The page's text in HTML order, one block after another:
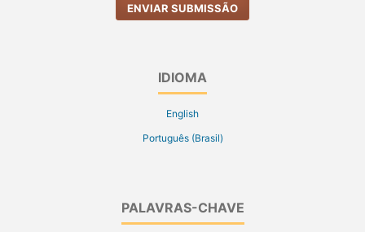
ENVIAR SUBMISSÃO
IDIOMA
English
Português (Brasil)
PALAVRAS-CHAVE